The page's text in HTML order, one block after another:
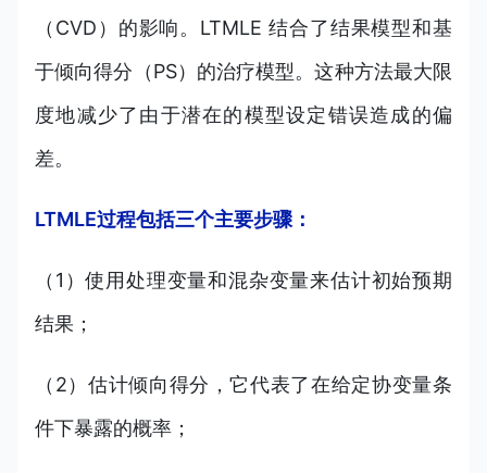
（CVD）的影响。LTMLE 结合了结果模型和基
于倾向得分（PS）的治疗模型。这种方法最大限
度地减少了由于潜在的模型设定错误造成的偏
差。
LTMLE过程包括三个主要步骤：
（1）使用处理变量和混杂变量来估计初始预期
结果；
（2）估计倾向得分，它代表了在给定协变量条
件下暴露的概率；